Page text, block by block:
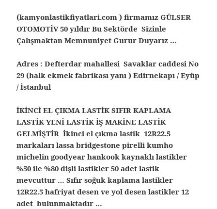
(kamyonlastikfiyatlari.com ) firmamız GÜLSER
OTOMOTİV 50 yıldır Bu Sektörde Sizinle
Çalışmaktan Memnuniyet Gurur Duyarız …
Adres : Defterdar mahallesi Savaklar caddesi No
29 (halk ekmek fabrikası yanı ) Edirnekapı / Eyüp
/ İstanbul
İKİNCİ EL ÇIKMA LASTİK SIFIR KAPLAMA
LASTİK YENİ LASTİK İŞ MAKİNE LASTİK
GELMİŞTİR İkinci el çıkma lastik 12R22.5
markaları lassa bridgestone pirelli kumho
michelin goodyear hankook kaynaklı lastikler
%50 ile %80 dişli lastikler 50 adet lastik
mevcuttur … Sıfır soğuk kaplama lastikler
12R22.5 hafriyat desen ve yol desen lastikler 12
adet bulunmaktadır …